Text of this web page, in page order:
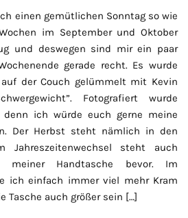
einen gemütlichen Sonntag so wie
im September und Oktober
und deswegen sind mir ein paar
gerade recht. Es wurde
der Couch gelümmelt mit Kevin
Fotografiert wurde
ich würde euch gerne meine
Der Herbst steht nämlich in den
Jahreszeitenwechsel steht auch
meiner Handtasche bevor. Im
ich einfach immer viel mehr Kram
Tasche auch größer sein […]